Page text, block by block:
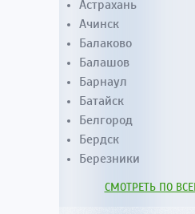
Астрахань
Ачинск
Балаково
Балашов
Барнаул
Батайск
Белгород
Бердск
Березники
СМОТРЕТЬ ПО